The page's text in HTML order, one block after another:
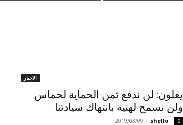
الاخبار
يعلون: لن ندفع ثمن الحماية لحماس
ولن نسمح لهنية بانتهاك سيادتنا
shello
-
2019/03/09 0